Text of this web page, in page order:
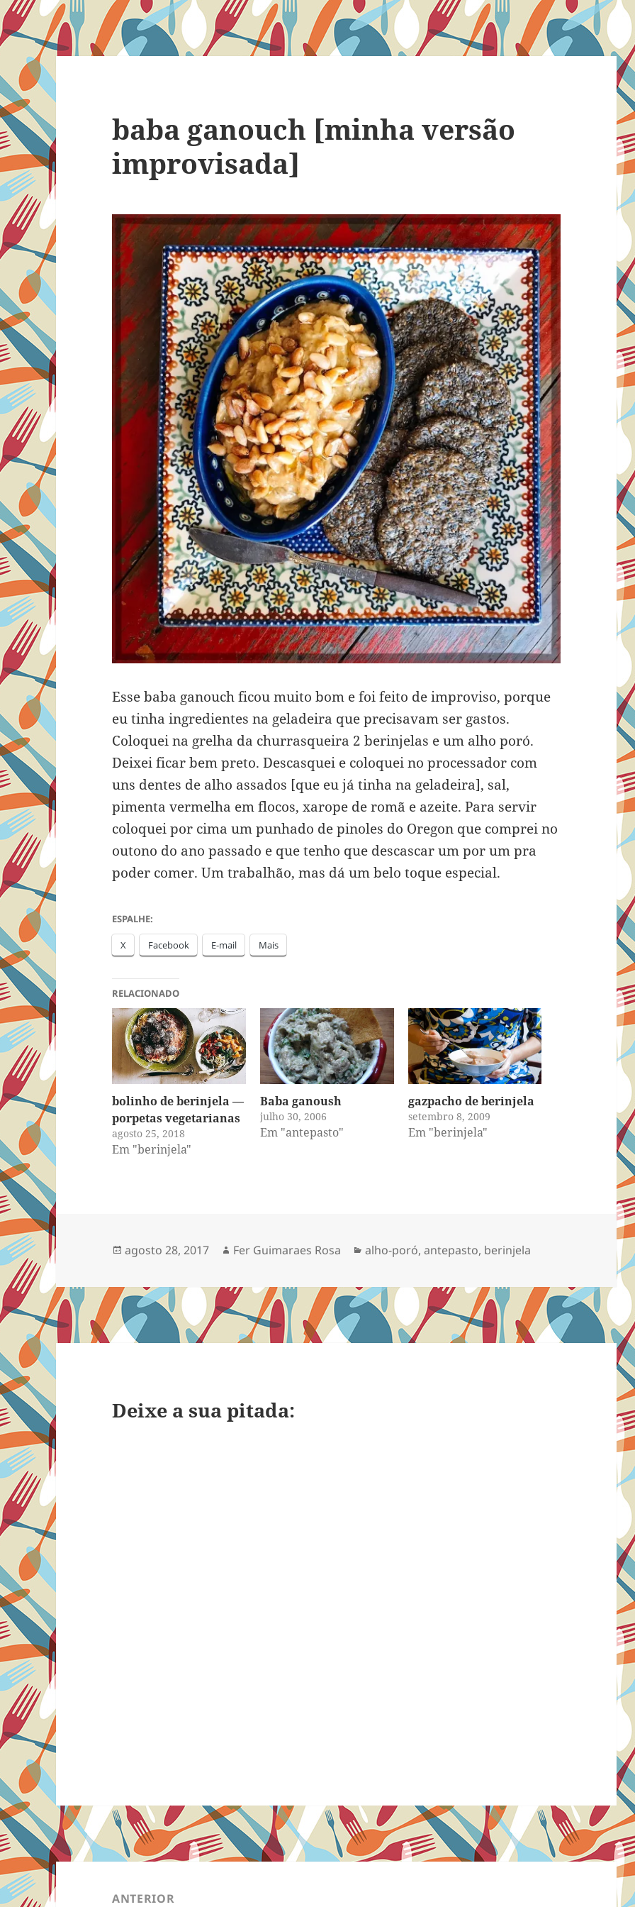
baba ganouch [minha versão
improvisada]
Esse baba ganouch ficou muito bom e foi feito de improviso, porque
eu tinha ingredientes na geladeira que precisavam ser gastos.
Coloquei na grelha da churrasqueira 2 berinjelas e um alho poró.
Deixei ficar bem preto. Descasquei e coloquei no processador com
uns dentes de alho assados [que eu já tinha na geladeira], sal,
pimenta vermelha em flocos, xarope de romã e azeite. Para servir
coloquei por cima um punhado de pinoles do Oregon que comprei no
outono do ano passado e que tenho que descascar um por um pra
poder comer. Um trabalhão, mas dá um belo toque especial.
ESPALHE:
X Facebook E-mail Mais
RELACIONADO
bolinho de berinjela —
porpetas vegetarianas
agosto 25, 2018
Em "berinjela"
Baba ganoush
julho 30, 2006
Em "antepasto"
gazpacho de berinjela
setembro 8, 2009
Em "berinjela"
Publicado
agosto 28, 2017 Autor
Fer Guimaraes Rosa Categorias
alho-poró,antepasto, berinjela
Deixe a sua pitada:
Navegação
de
ANTERIOR